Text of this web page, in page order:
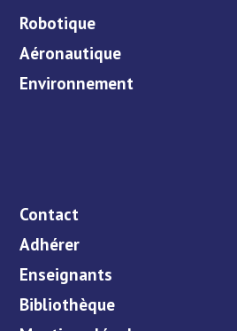
Robotique
Aéronautique
Environnement
Contact
Adhérer
Enseignants
Bibliothèque